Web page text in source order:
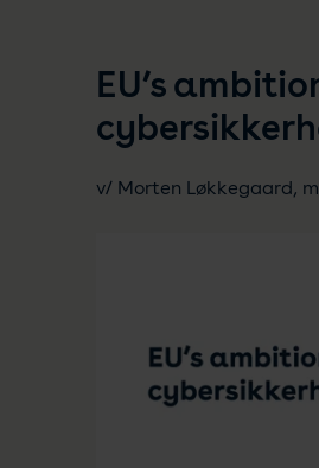
EU’s
v/ Morten Løkkegaard,